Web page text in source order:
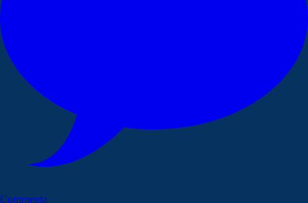
Commenta